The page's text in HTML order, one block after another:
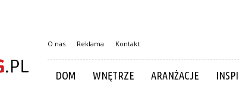
O nas Reklama Kontakt
DOM WNĘTRZE ARANŻACJE